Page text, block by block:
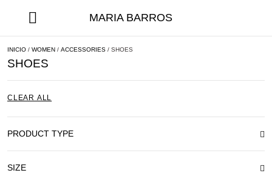
MARIA BARROS
INICIO / WOMEN / ACCESSORIES / SHOES
SHOES
CLEAR ALL
PRODUCT TYPE
SIZE